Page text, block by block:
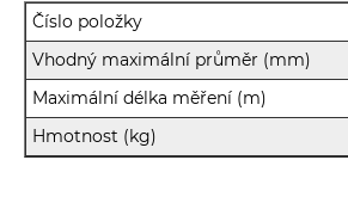
Číslo položky
Vhodný maximální průměr (mm)
Maximální délka měření (m)
Hmotnost (kg)